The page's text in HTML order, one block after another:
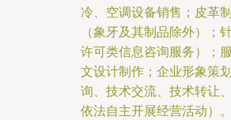
冷、空调设备销售；皮革
（象牙及其制品除外）；
许可类信息咨询服务）；
文设计制作；企业形象策
询、技术交流、技术转让
依法自主开展经营活动）。